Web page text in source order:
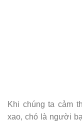
Khi chúng ta cảm
xao, chó là người